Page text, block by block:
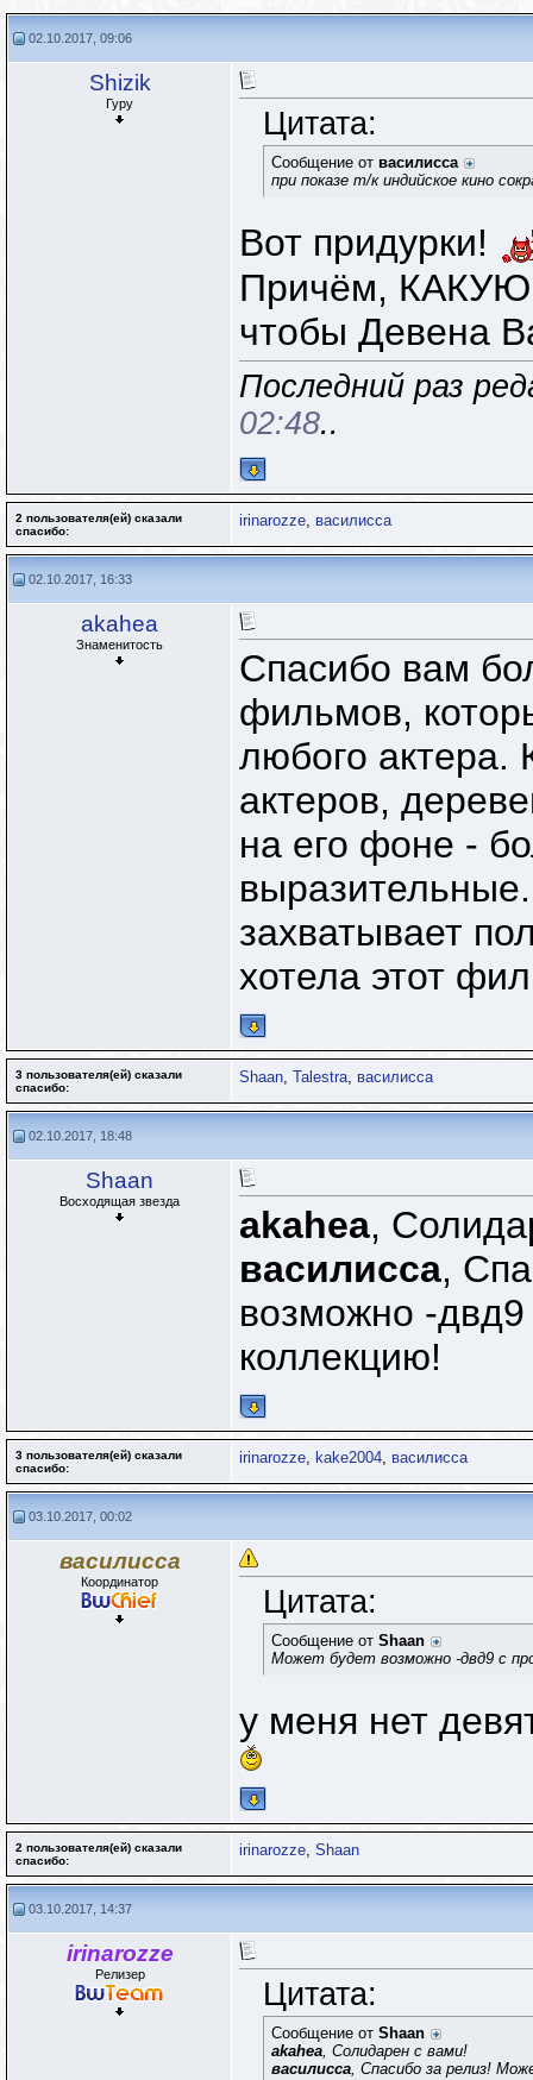
02.10.2017, 09:06
Shizik
Гуру
Цитата:
Сообщение от василисса
при показе т/к индийское кино
Вот придурки!
Причём, КАКУЮ
чтобы Девена
Последний раз
02:48..
2 пользователя(ей) сказали
cпасибо:
irinarozze, василисса
02.10.2017, 16:33
akahea
Знаменитость
Спасибо вам
фильмов,
любого актера.
актеров,
на его фоне -
захватывает
хотела этот
3 пользователя(ей) сказали
cпасибо:
Shaan, Talestra, василисса
02.10.2017, 18:48
Shaan
Восходящая звезда
akahea,
василисса,
возможно -
коллекцию!
3 пользователя(ей) сказали
cпасибо:
irinarozze, kake2004, василисса
03.10.2017, 00:02
василисса
Координатор
Цитата:
Сообщение от Shaan
Может будет возможно -двд9 с
у меня нет
2 пользователя(ей) сказали
cпасибо:
irinarozze, Shaan
03.10.2017, 14:37
irinarozze
Релизер
Цитата:
Сообщение от Shaan
akahea, Солидарен с вами!
василисса, Спасибо за релиз!